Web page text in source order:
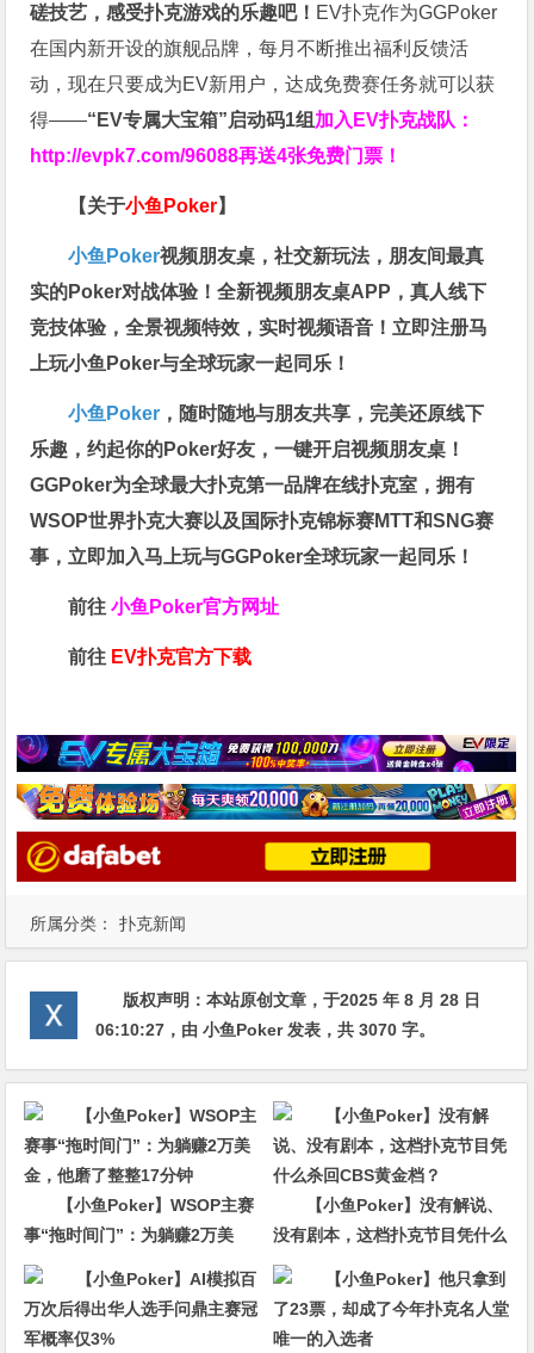
所属分类： 扑克新闻
磋技艺，感受扑克游戏的乐趣吧！ EV扑克作为GGPoker
在国内新开设的旗舰品牌，每月不断推出福利反馈活
动，现在只要成为EV新用户，达成免费赛任务就可以获
得——“EV专属大宝箱”启动码1组 加入EV扑克战队：
http://evpk7.com/96088再送4张免费门票！
【关于小鱼Poker】
小鱼Poker视频朋友桌，社交新玩法，朋友间最真
实的Poker对战体验！全新视频朋友桌APP，真人线下
竞技体验，全景视频特效，实时视频语音！立即注册马
上玩小鱼Poker与全球玩家一起同乐！
小鱼Poker ，随时随地与朋友共享，完美还原线下
乐趣，约起你的Poker好友，一键开启视频朋友桌！
GGPoker为全球最大扑克第一品牌在线扑克室，拥有
WSOP世界扑克大赛以及国际扑克锦标赛MTT和SNG赛
事，立即加入马上玩与GGPoker全球玩家一起同乐！
前往小鱼Poker官方网址
前往 EV扑克官方下载
版权声明：本站原创文章，于2025 年 8 月 28 日
06:10:27 ，由小鱼Poker发表，共 3070 字。
【小鱼Poker】WSOP主赛
事“拖时间门”：为躺赚2万美
金，他磨了整整17分钟
【小鱼Poker】没有解说、
没有剧本，这档扑克节目凭什么
杀回CBS黄金档？